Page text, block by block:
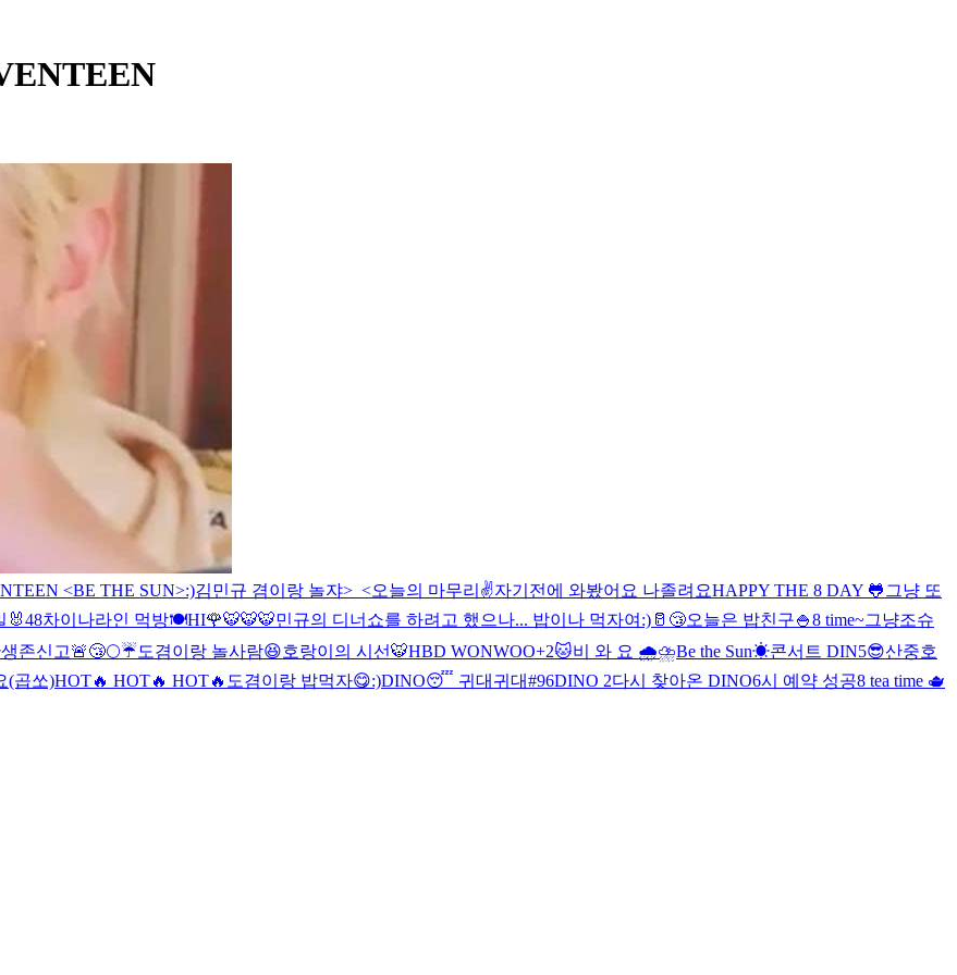
<BE THE SUN>:)김민규 겸이랑 놀쟈>_<오늘의 마무리✌️자기전에 와봤어요 나졸려요HAPPY THE 8 DAY 🐸 그냥 또
🐰48차이나라인 먹방🍽HI🌹🐯🐯🐯민규의 디너쇼를 하려고 했으나... 밥이나 먹자여 :) 🥛😴오늘은 밥친구🍚8 time~그냥조슈
생존신고🚨😴🌕☔️도겸이랑 놀사람😆호랑이의 시선🐯HBD WONWOO+2🐱비 와 요 🌧⛈Be the Sun☀콘서트 DIN5😎산중호
(곱쏘)HOT🔥 HOT🔥 HOT🔥 도겸이랑 밥먹자😋:)DINO😴 귀대귀대#96DINO 2다시 찾아온 DINO6시 예약 성공8 tea time 🫖